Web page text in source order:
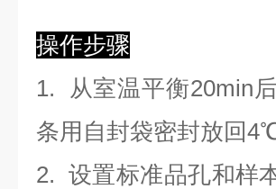
操作步骤
1. 从室温平衡20min
条用自封袋密封放回4℃
2. 设置标准品孔和样